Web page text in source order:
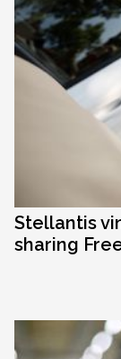
Stellantis
sharing